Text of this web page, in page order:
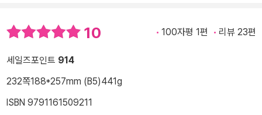
10 100자평 1편 리뷰 23편
세일즈포인트 914
232쪽188*257mm (B5)441g
ISBN 9791161509211